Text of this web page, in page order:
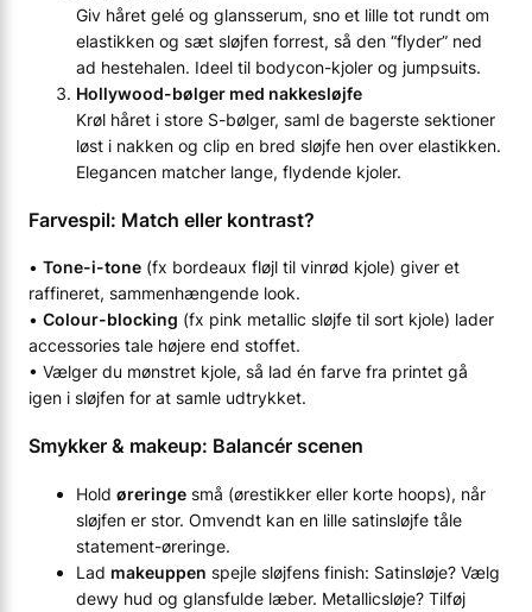
Giv håret gelé og glansserum, sno et lille tot rundt om
elastikken og sæt sløjfen forrest, så den “flyder” ned
ad hestehalen. Ideel til bodycon-kjoler og jumpsuits.
Hollywood-bølger med nakke­sløjfe
Krøl håret i store S-bølger, saml de bagerste sektioner
løst i nakken og clip en bred sløjfe hen over elastikken.
Elegancen matcher lange, flydende kjoler.
Farvespil: Match eller kontrast?
• Tone-i-tone (fx bordeaux fløjl til vinrød kjole) giver et
raffineret, sammenhængende look.
• Colour-blocking (fx pink metallic sløjfe til sort kjole) lader
accessories tale højere end stoffet.
• Vælger du mønstret kjole, så lad én farve fra printet gå
igen i sløjfen for at samle udtrykket.
Smykker & makeup: Balancér scenen
Hold øreringe små (ørestikker eller korte hoops), når
sløjfen er stor. Omvendt kan en lille satin­sløjfe tåle
statement-øreringe.
Lad makeuppen spejle sløjfens finish: Satinsløje? Vælg
dewy hud og glansfulde læber. Metallicsløje? Tilføj